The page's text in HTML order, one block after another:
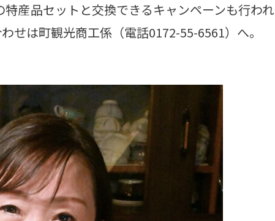
産品セットと交換できるキャンペーンも行われ
せは町観光商工係（電話0172-55-6561）へ。